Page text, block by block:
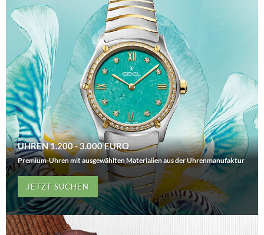
UHREN 1.200 - 3.000 EURO
Premium-Uhren mit ausgewählten Materialien aus der Uhrenmanufaktur
JETZT SUCHEN